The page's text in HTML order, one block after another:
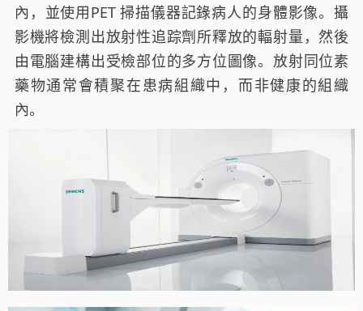
內，並使用PET 掃描儀器記錄病人的身體影像。攝
影機將檢測出放射性追踪劑所釋放的輻射量，然後
由電腦建構出受檢部位的多方位圖像。放射同位素
藥物通常會積聚在患病組織中，而非健康的組織
內。